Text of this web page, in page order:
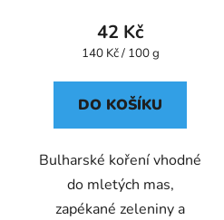
42 Kč
Měrná
140 Kč / 100 g
DO KOŠÍKU
Bulharské koření vhodné
do mletých mas,
zapékané zeleniny a